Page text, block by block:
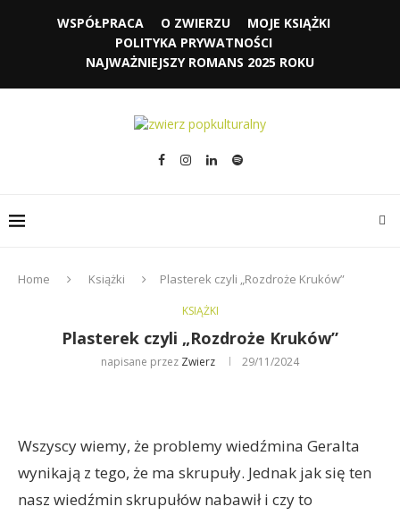
WSPÓŁPRACA O ZWIERZU
MOJE KSIĄŻKI
POLITYKA PRYWATNOŚCI
NAJWAŻNIEJSZY ROMANS 2025 ROKU
Home Książki Plasterek czyli „Rozdroże Kruków”
KSIĄŻKI
Plasterek czyli „Rozdroże Kruków”
napisane przez Zwierz 29/11/2024
Wszyscy wiemy, że problemy wiedźmina Geralta
wynikają z tego, że ma skrupuły. Jednak jak się ten
nasz wiedźmin skrupułów nabawił i czy to